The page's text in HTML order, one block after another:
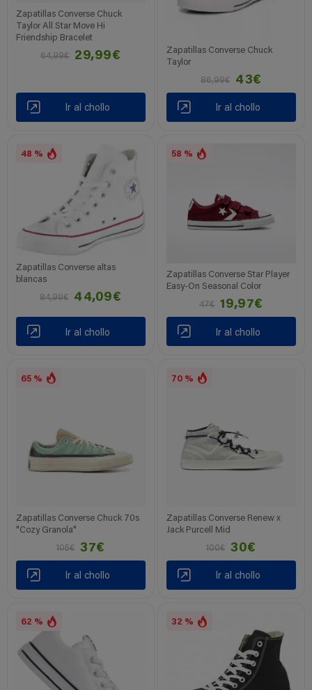
Zapatillas Converse Chuck
Taylor All Star Move Hi
Friendship Bracelet
64,99€
29,99€
Ir al chollo
Zapatillas Converse Chuck
Taylor
86,99€
43€
Ir al chollo
48 %
Zapatillas Converse altas
blancas
84,99€
44,09€
Ir al chollo
58 %
Zapatillas Converse Star Player
Easy-On Seasonal Color
47€
19,97€
Ir al chollo
65 %
Zapatillas Converse Chuck 70s
"Cozy Granola"
105€
37€
Ir al chollo
70 %
Zapatillas Converse Renew x
Jack Purcell Mid
100€
30€
Ir al chollo
62 % 32 %